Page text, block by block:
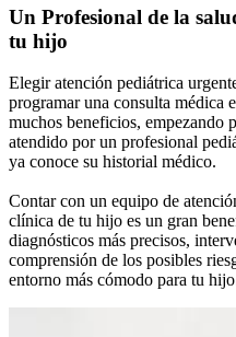
Un Profesional de la
tu hijo
Elegir atención pediátrica
programar una consulta médica
muchos beneficios, empezando
atendido por un profesional
ya conoce su historial médico.
Contar con un equipo de
clínica de tu hijo es un gran
diagnósticos más precisos,
comprensión de los posibles
entorno más cómodo para tu